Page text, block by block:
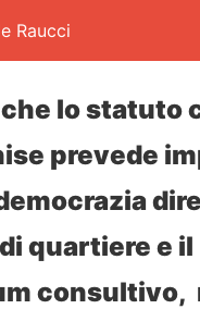
Raucci
lo statuto
prevede
quartiere e il
consultivo,